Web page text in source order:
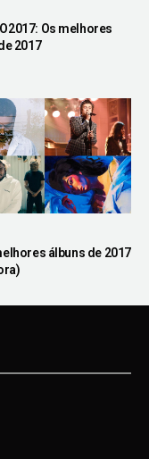
Os melhores
2017
álbuns de 2017